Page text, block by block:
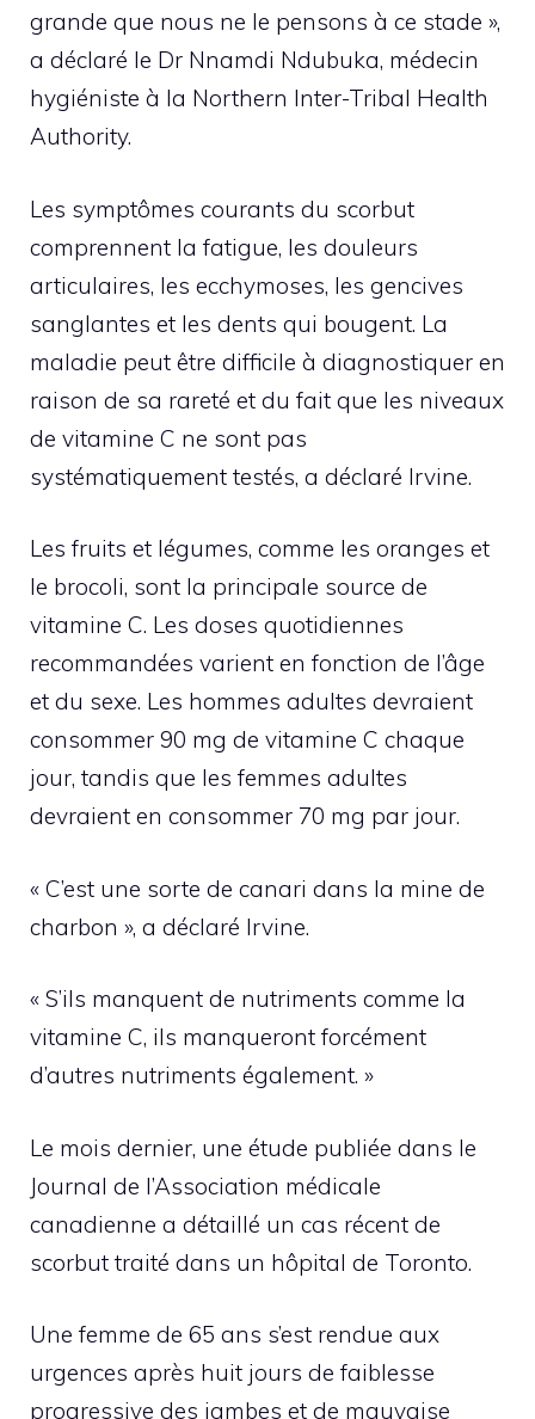
grande que nous ne le pensons à ce stade »,
a déclaré le Dr Nnamdi Ndubuka, médecin
hygiéniste à la Northern Inter-Tribal Health
Authority.
Les symptômes courants du scorbut
comprennent la fatigue, les douleurs
articulaires, les ecchymoses, les gencives
sanglantes et les dents qui bougent. La
maladie peut être difficile à diagnostiquer en
raison de sa rareté et du fait que les niveaux
de vitamine C ne sont pas
systématiquement testés, a déclaré Irvine.
Les fruits et légumes, comme les oranges et
le brocoli, sont la principale source de
vitamine C. Les doses quotidiennes
recommandées varient en fonction de l’âge
et du sexe. Les hommes adultes devraient
consommer 90 mg de vitamine C chaque
jour, tandis que les femmes adultes
devraient en consommer 70 mg par jour.
« C’est une sorte de canari dans la mine de
charbon », a déclaré Irvine.
« S’ils manquent de nutriments comme la
vitamine C, ils manqueront forcément
d’autres nutriments également. »
Le mois dernier, une étude publiée dans le
Journal de l’Association médicale
canadienne a détaillé un cas récent de
scorbut traité dans un hôpital de Toronto.
Une femme de 65 ans s’est rendue aux
urgences après huit jours de faiblesse
progressive des jambes et de mauvaise